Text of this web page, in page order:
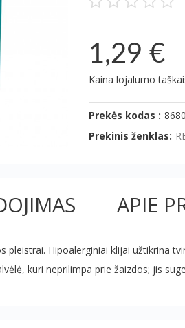
1,29 €
Kaina lojalumo
Prekės kodas :
Prekinis ženklas:
APIE
pleistrai. Hipoalerginiai klijai užtikrina
kuri neprilimpa prie žaizdos; jis